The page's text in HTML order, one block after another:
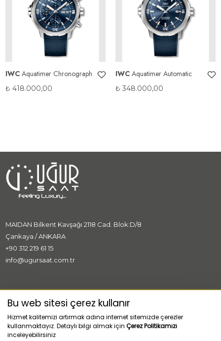
IWC Aquatimer Chronograph
₺ 418.000,00
IWC Aquatimer Automatic
₺ 348.000,00
MAIDAN Bilkent Kavşağı 2118 Cad. Blok:D/8
Çankaya / ANKARA
+90 312 219 61 15
info@ugursaat.com.tr
MARKALAR
KURUMSAL
Bu web sitesi çerez kullanır
Hizmet kalitemizi artırmak adına internet sitemizde çerezler
kullanmaktayız. Detaylı bilgi almak için Çerez Politikamızı
inceleyebilirsiniz